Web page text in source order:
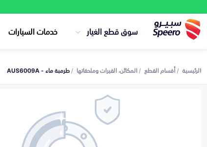
سوق قطع الغيار خدمات السيارات
الرئيسية أقسام القطع المكائن، القيرات وملحقاتها طرمبة ماء - AUS6009A